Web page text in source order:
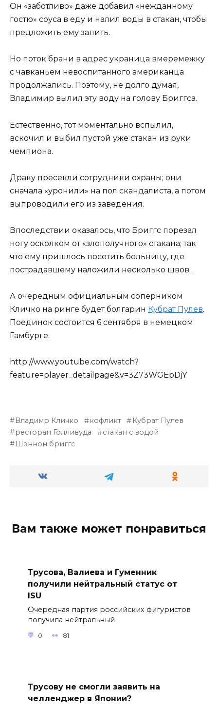
Он «заботливо» даже добавил «нежданному
гостю» соуса в еду и налил воды в стакан, чтобы
предложить ему запить.
Но поток брани в адрес украница вмеремежку
с чавканьем невоспитанного американца
продолжались. Поэтому, не долго думая,
Владимир вылил эту воду на голову Бриггса.
Естественно, тот моментально вспылил,
вскочил и выбил пустой уже стакан из руки
чемпиона.
Драку пресекли сотрудники охраны; они
сначала «уронили» на пол скандалиста, а потом
выпроводили его из заведения.
Впоследствии оказалось, что Бриггс порезал
ногу осколком от «злополучного» стакана; так
что ему пришлось посетить больницу, где
пострадавшему наложили несколько швов…
А очередным официальным соперником
Кличко на ринге будет болгарин Кубрат Пулев.
Поединок состоится 6 сентября в немецком
Гамбурге.
http://www.youtube.com/watch?
feature=player_detailpage&v=3Z73WGEpDjY
Владимр Кличко кофликт
Кубрат Пулев
ресторан Голливуда
стакан с водой
Шэннон бриггс
Вам также может понравиться
Трусова, Валиева и Гуменник
получили нейтральный статус от
ISU
Очередная партия российских фигуристов
получила нейтральный
0 81
Трусову не смогли заявить на
челленджер в Японии?